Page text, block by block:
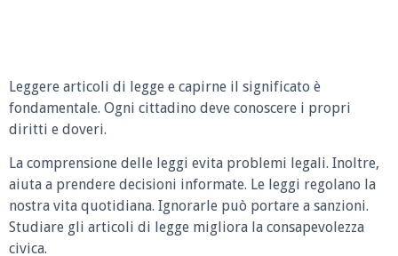
Leggere articoli di legge e capirne il significato è
fondamentale. Ogni cittadino deve conoscere i propri
diritti e doveri.
La comprensione delle leggi evita problemi legali. Inoltre,
aiuta a prendere decisioni informate. Le leggi regolano la
nostra vita quotidiana. Ignorarle può portare a sanzioni.
Studiare gli articoli di legge migliora la consapevolezza
civica.